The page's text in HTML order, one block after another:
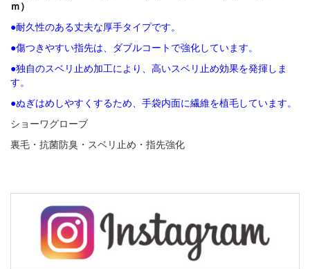
ｍ）
●耐久性のある丈夫な厚手タイプです。
●傷つきやすい指先は、ダブルコートで強化しています。
●独自のスベリ止め加工により、高いスベリ止め効果を発揮しま
す。
●ぬぎはめしやすくするため、手袋内面に繊維を植毛しています。
ショーワグローブ
裏毛・抗菌防臭・スベリ止め・指先強化